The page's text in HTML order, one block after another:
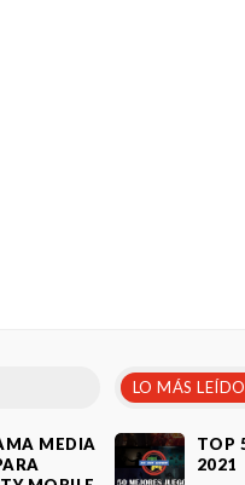
MEDIA
LO MÁS
TOP
2021